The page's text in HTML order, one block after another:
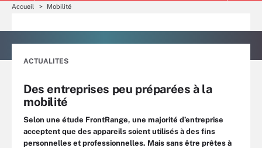
Accueil Mobilité
ACTUALITES
Des entreprises peu préparées à la
mobilité
Selon une étude FrontRange, une majorité d’entreprise
acceptent que des appareils soient utilisés à des fins
personnelles et professionnelles. Mais sans être prêtes à